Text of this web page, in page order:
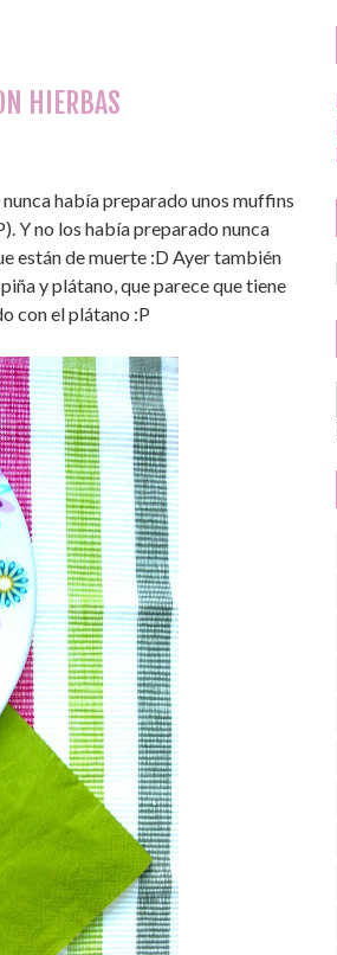
HIERBAS
había preparado unos muffins
Y no los había preparado nunca
están de muerte :D Ayer también
y plátano, que parece que tiene
con el plátano :P